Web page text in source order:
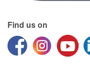
Find us on